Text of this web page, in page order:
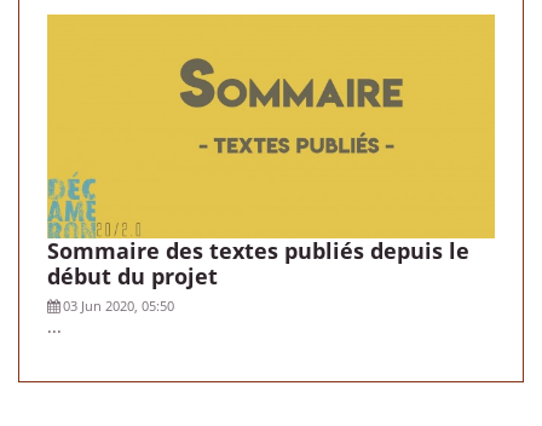
Sommaire des textes publiés depuis le
début du projet
03 Jun 2020, 05:50
...